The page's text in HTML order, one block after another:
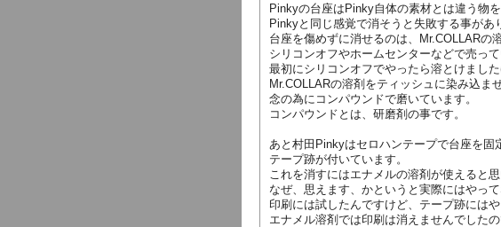
Pinkyの台座はPinky自体の素材とは違う物を
Pinkyと同じ感覚で消そうと失敗する事があ
台座を傷めずに消せるのは、Mr.COLLARの
シリコンオフやホームセンターなどで売っ
最初にシリコンオフでやったら溶とけまし
Mr.COLLARの溶剤をティッシュに染み込ま
念の為にコンパウンドで磨いています。
コンパウンドとは、研磨剤の事です。
あと村田Pinkyはセロハンテープで台座を固
テープ跡が付いています。
これを消すにはエナメルの溶剤が使えると思
なぜ、思えます、かというと実際にはやっ
印刷には試したんですけど、テープ跡にはや
エナメル溶剤では印刷は消えませんでした